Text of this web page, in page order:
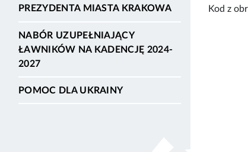
PREZYDENTA MIASTA KRAKOWA
NABÓR UZUPEŁNIAJĄCY
ŁAWNIKÓW NA KADENCJĘ 2024-
2027
POMOC DLA UKRAINY
Kod z